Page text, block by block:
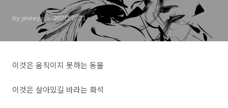
by jineeya 2021. 7. 21.
이것은 움직이지 못하는 동물
이것은 살아있길 바라는 화석